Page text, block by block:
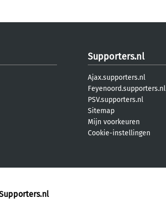
Supporters.nl
Ajax.supporters.nl
Feyenoord.supporters.nl
PSV.supporters.nl
Sitemap
Mijn voorkeuren
Cookie-instellingen